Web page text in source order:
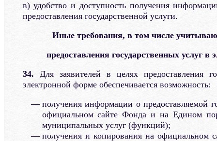
в) удобство и доступность получения
предоставления государственной услуги.
Иные требования, в том числе
предоставления государственных услуг в
34. Для заявителей в целях предоставления
электронной форме обеспечивается возможность:
получения информации о предоставляемой
официальном сайте Фонда и на Едином
муниципальных услуг (функций);
получения и копирования на официальном